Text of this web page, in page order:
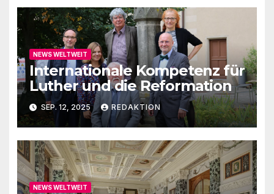
NEWS WELTWEIT
Internationale Kompetenz für
Luther und die Reformation
SEP. 12, 2025 REDAKTION
NEWS WELTWEIT